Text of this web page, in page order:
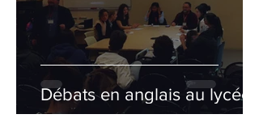
Débats en anglais au lycée